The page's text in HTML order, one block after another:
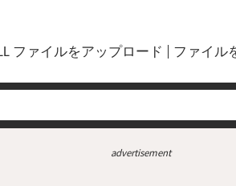
ファイルをアップロード ファイル
advertisement